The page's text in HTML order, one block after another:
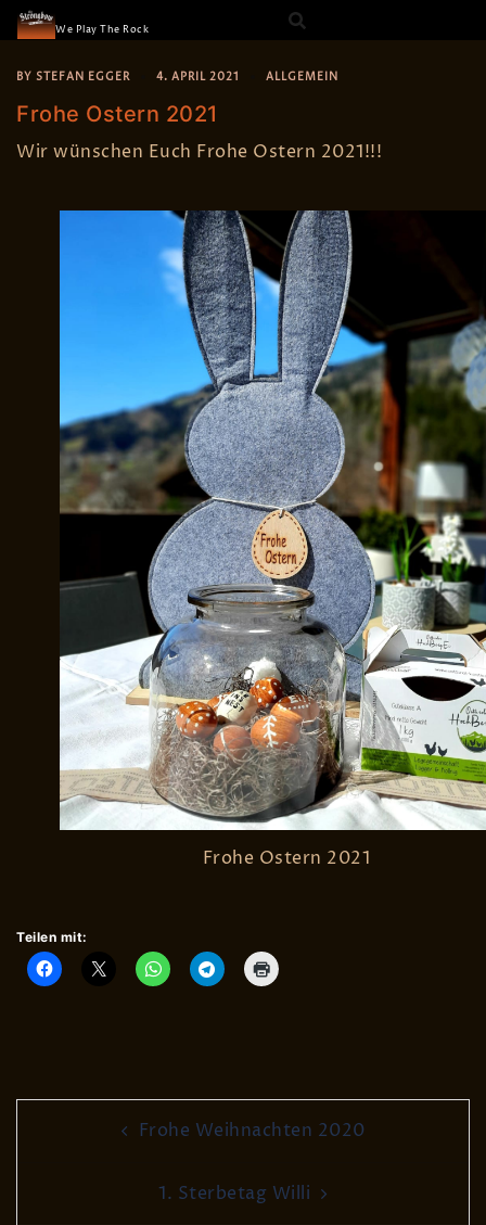
Skip
to
content
We Play The Rock
BY STEFAN EGGER 4. APRIL 2021 ALLGEMEIN
Frohe Ostern 2021
Wir wünschen Euch Frohe Ostern 2021!!!
Frohe Ostern 2021
Teilen mit:
Post
navigationFrohe Weihnachten 2020
1. Sterbetag Willi